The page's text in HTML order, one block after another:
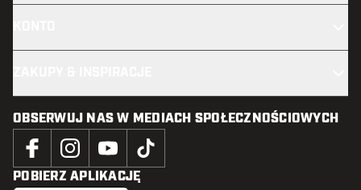
OBSERWUJ NAS W MEDIACH SPOŁECZNOŚCIOWYCH
POBIERZ APLIKACJĘ